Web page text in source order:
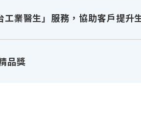
業醫生」服務，協助客戶提升
品獎